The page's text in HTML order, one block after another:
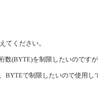
てください。
(BYTE)を制限したいのです
で制限したいので使用し